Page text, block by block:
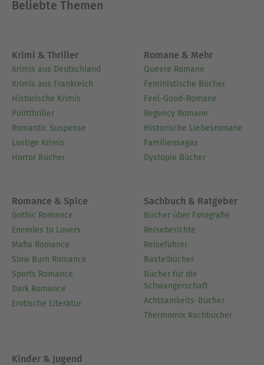
Beliebte Themen
Krimi & Thriller
Krimis aus Deutschland
Krimis aus Frankreich
Historische Krimis
Politthriller
Romantic Suspense
Lustige Krimis
Horror Bücher
Romane & Mehr
Queere Romane
Feministische Bücher
Feel-Good-Romane
Regency Romane
Historische Liebesromane
Familiensagas
Dystopie Bücher
Romance & Spice
Gothic Romance
Enemies to Lovers
Mafia Romance
Slow Burn Romance
Sports Romance
Dark Romance
Erotische Literatur
Sachbuch & Ratgeber
Bücher über Fotografie
Reiseberichte
Reiseführer
Bastelbücher
Bücher für die
Schwangerschaft
Achtsamkeits-Bücher
Thermomix Kochbücher
Kinder & Jugend